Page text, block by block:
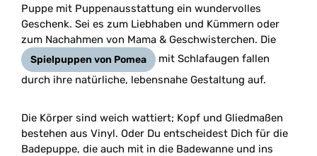
Puppe mit Puppenausstattung ein wundervolles
Geschenk. Sei es zum Liebhaben und Kümmern oder
zum Nachahmen von Mama & Geschwisterchen. Die
Spielpuppen von Pomea
mit Schlafaugen fallen
durch ihre natürliche, lebensnahe Gestaltung auf.
Die Körper sind weich wattiert; Kopf und Gliedmaßen
bestehen aus Vinyl. Oder Du entscheidest Dich für die
Badepuppe, die auch mit in die Badewanne und ins